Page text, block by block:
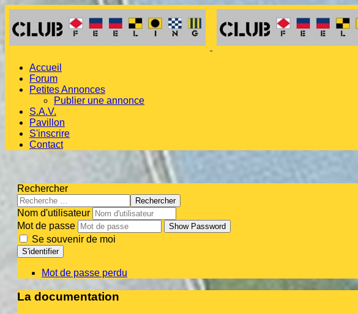
Accueil
Forum
Petites Annonces
Publier une annonce
S.A.V.
Pavillon
S'inscrire
Contact
Rechercher
Rechercher
Nom d'utilisateur
Mot de passe
Show Password
Se souvenir de moi
S'identifier
Mot de passe perdu
La documentation